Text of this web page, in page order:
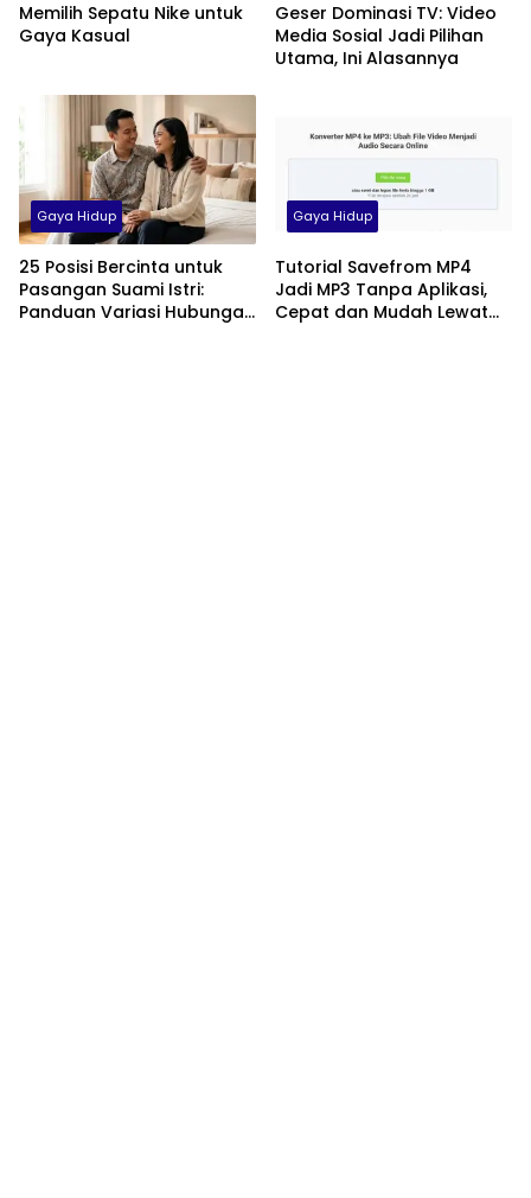
Memilih Sepatu Nike untuk
Gaya Kasual
Geser Dominasi TV: Video
Media Sosial Jadi Pilihan
Utama, Ini Alasannya
Gaya Hidup
25 Posisi Bercinta untuk
Pasangan Suami Istri:
Panduan Variasi Hubungan
Gaya Hidup
Tutorial Savefrom MP4
Jadi MP3 Tanpa Aplikasi,
Cepat dan Mudah Lewat